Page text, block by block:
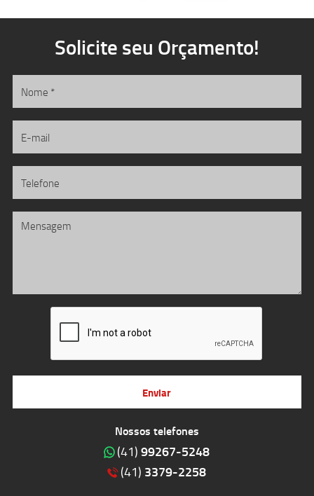
Nossos telefones
(41) 99267-5248
(41) 3379-2258
Solicite seu Orçamento!
Enviar